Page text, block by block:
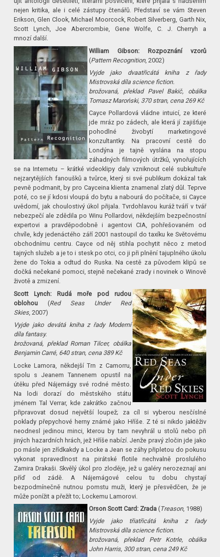
nejen kritika, ale i celé zástupy čtenářů. Představí se vám Steven
Erikson, Glen Clook, Michael Moorcock, Robert Silverberg, Garth Nix,
Scott Lynch, Joe Abercrombie, Gene Wolfe, C. J. Cherryh a
mnozí další.
William Gibson: Rozpoznání vzorů
(Pattern Recognition, 2002)
Vyjde jako dvaatřicátá kniha z řady
Mistrovská díla science fiction.
brožovaná, překlad Pavel Bakič, obálka
Tomasz Maroński, 370 stran, cena 269 Kč
Cayce Pollardová vládne intuicí, ze které
jde mráz po zádech, ale která jí zajišťuje
pohodlné živobytí marketingové
konzultantky. Na pracovní cestě do
Londýna je tajně vyslána na stopu
záhadných filmových útržků, vynořujících
se na Internetu – krátké videoklipy daly vzniknout celé subkultuře
nejzarytějších fanoušků a tvůrce, který si své publikum dokázal tak
pevně podmanit, by pro Cayceina klienta znamenal zlatý důl. Teprve
poté, co se jí kdosi vloupá do bytu a nabourá do počítače, si Cayce
uvědomí, jak choulostivý úkol přijala. Tvrdohlavou kuráž tváří v tvář
nebezpečí ale zdědila po Winu Pollardovi, někdejším bezpečnostní
expertovi a pravděpodobně i agentovi CIA, pohřešovaném od
chvíle, kdy jedenáctého září 2001 nastoupil do taxíku ke Světovému
obchodnímu centru. Cayce od něj stihla pochytit něco z metod
tajných služeb a je to i stesk po otci, co ji při plnění tajuplného úkolu
žene do Tokia a odtud do Ruska. Na cestě za původem klipů se
dočká nečekané pomoci, stejně nečekané zrady i novinek o Winově
životě a zmizení.
Scott Lynch: Rudá moře pod rudou
oblohou (Red Seas Under Red
Skies , 2007)
Vyjde jako devátá kniha z řady Moderní
díla fantasy.
brožovaná, překlad Roman Tilcer, obálka
Benjamin Carré, 640 stran, cena 389 Kč
Locke Lamora, někdejší Trn z Camorru,
spolu s Jeanem Tannenem opustil na
útěku před Nájemágy své rodné město.
Na lodi dorazí do městského státu
jménem Tal Verrar, kde zakrátko začnou
připravovat dosud největší loupež; za cíl si vyberou nesčíslné
poklady přepychové herny známé jako Hříše. Z té si nikdo jaktěživ
neodnesl jedinou minci, kterou by tam nevyhrál u stolů nebo při
jiných hazardních hrách, jež Hříše nabízí. Jenže pravý zločin jde jako
po másle jen zřídkakdy a Locke a Jean se záhy připletou do pokusu
vykonat spravedlnost na pirátské flotile nechvalně proslulého
Zamira Drakaši. Skvělý úkol pro zloděje, jež u galéry nerozeznají ani
příď od zádě. A Nájemágové celou tu dobu chystají
bezpodmínečně nutnou pomstu muži, který je přesvědčen, že je
může ponížit a přežít to; Lockemu Lamorovi.
Orson Scott Card: Zrada (Treason, 1988)
Vyjde jako třiatřicátá kniha z řady
Mistrovská díla science fiction.
brožovaná, překlad Petr Kotrle, obálka
John Harris, 300 stran, cena 249 Kč